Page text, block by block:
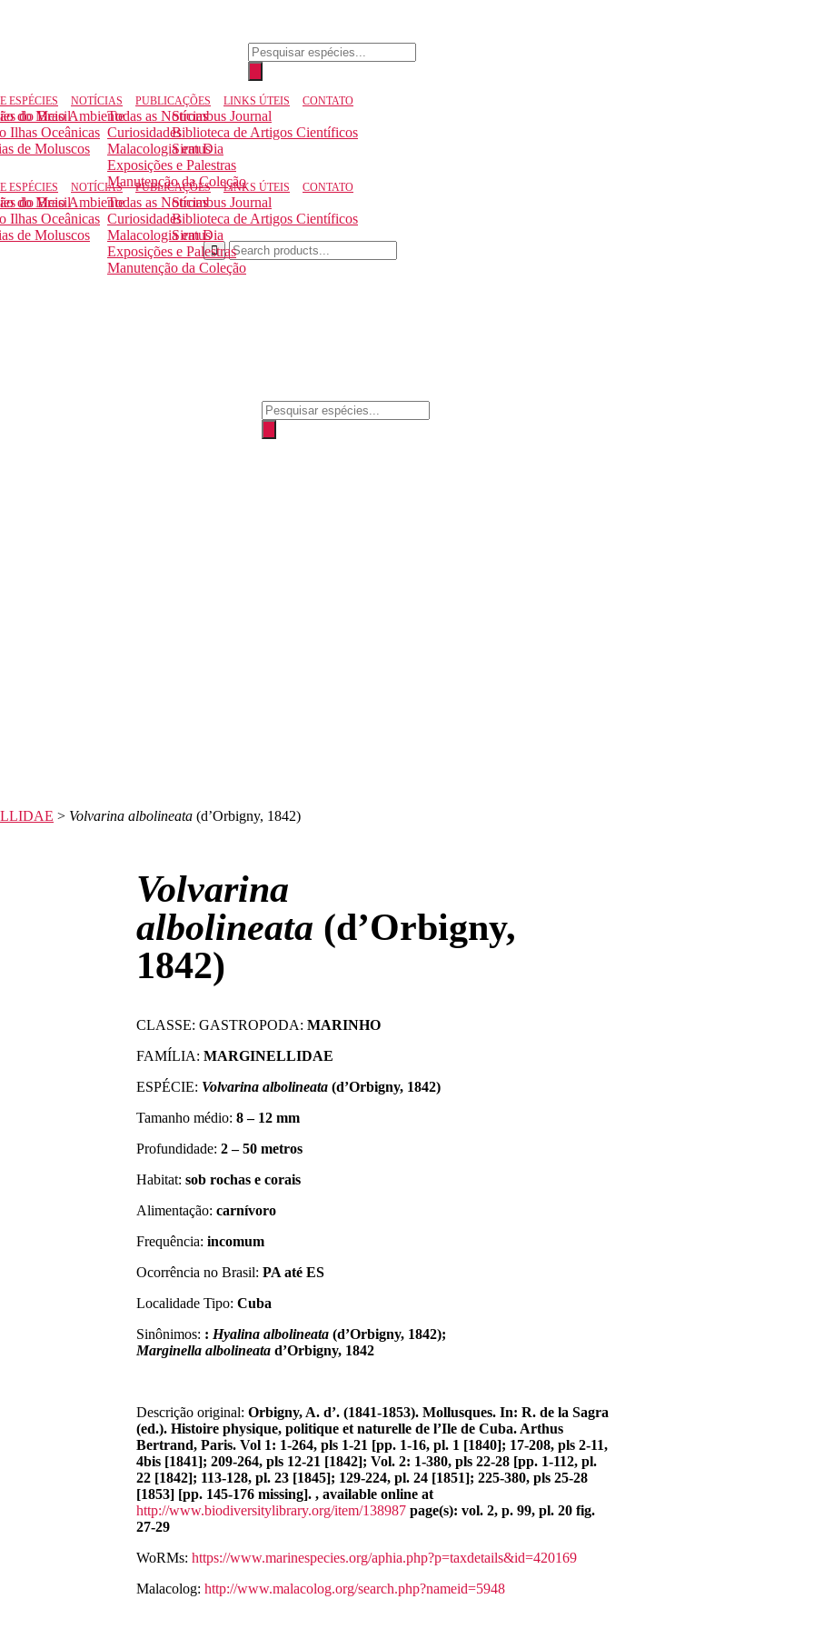
do Meio Ambiente
ESPÉCIES
do Brasil
Ilhas Oceânicas
de Moluscos
NOTÍCIAS
Todas as Notícias
Curiosidades
Malacologia em Dia
Exposições e Palestras
Manutenção da Coleção
PUBLICAÇÕES
Strombus Journal
Biblioteca de Artigos Científicos
Siratus
LINKS ÚTEIS CONTATO
do Meio Ambiente
ESPÉCIES
do Brasil
Ilhas Oceânicas
de Moluscos
NOTÍCIAS
Todas as Notícias
Curiosidades
Malacologia em Dia
Exposições e Palestras
Manutenção da Coleção
PUBLICAÇÕES
Strombus Journal
Biblioteca de Artigos Científicos
Siratus
LINKS ÚTEIS CONTATO
> Volvarina albolineata (d’Orbigny, 1842)
Volvarina
albolineata (d’Orbigny,
1842)
CLASSE: GASTROPODA: MARINHO
FAMÍLIA: MARGINELLIDAE
ESPÉCIE: Volvarina albolineata (d’Orbigny, 1842)
Tamanho médio: 8 – 12 mm
Profundidade: 2 – 50 metros
Habitat: sob rochas e corais
Alimentação: carnívoro
Frequência: incomum
Ocorrência no Brasil: PA até ES
Localidade Tipo: Cuba
Sinônimos: : Hyalina albolineata (d’Orbigny, 1842);
Marginella albolineata d’Orbigny, 1842
Descrição original: Orbigny, A. d’. (1841-1853). Mollusques. In: R. de la Sagra
(ed.). Histoire physique, politique et naturelle de l’Ile de Cuba. Arthus
Bertrand, Paris. Vol 1: 1-264, pls 1-21 [pp. 1-16, pl. 1 [1840]; 17-208, pls 2-11,
4bis [1841]; 209-264, pls 12-21 [1842]; Vol. 2: 1-380, pls 22-28 [pp. 1-112, pl.
22 [1842]; 113-128, pl. 23 [1845]; 129-224, pl. 24 [1851]; 225-380, pls 25-28
[1853] [pp. 145-176 missing]. , available online at
http://www.biodiversitylibrary.org/item/138987 page(s): vol. 2, p. 99, pl. 20 fig.
27-29
WoRMs: https://www.marinespecies.org/aphia.php?p=taxdetails&id=420169
Malacolog: http://www.malacolog.org/search.php?nameid=5948